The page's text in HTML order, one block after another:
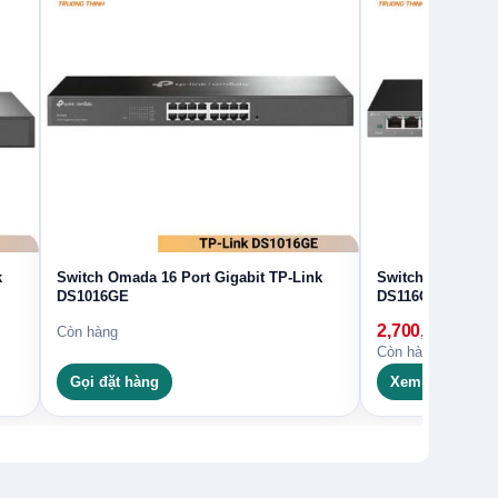
Switch Omada 16 Port Gigabit TP-Link
DS1016GE
Còn hàng
Gọi đặt hàng
Switch Omada
DS116GE
2,700,000
Còn hàng
Xem chi tiết